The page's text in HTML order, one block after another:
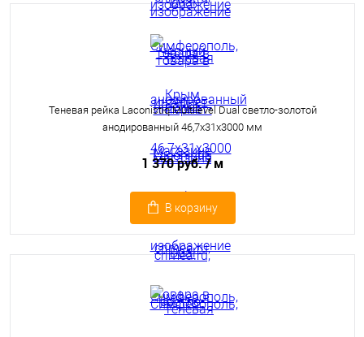
Теневая рейка Laconistiq Multilevel Dual светло-золотой
анодированный 46,7x31x3000 мм
1 370 руб./ м
В корзину